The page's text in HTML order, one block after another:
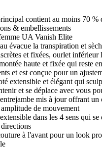
contient au moins 70 %
& embellissements
UA Vanish Elite
évacue la transpiration et
et fixées, ourlet inférieur
haute et fixée qui reste
et est conçue pour un
extensible et élégant qui
et se déplace avec vous
mis à jour offrant
de mouvement
dans les 4 sens qui
à l'avant pour un look